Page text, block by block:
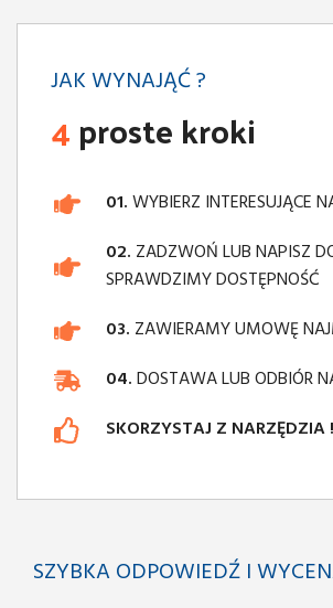
JAK WYNAJĄĆ ?
4proste kroki
01.WYBIERZ INTERESUJĄCE
02. ZADZWOŃ LUB NAPISZ
SPRAWDZIMY DOSTĘPNOŚĆ
03. ZAWIERAMY UMOWĘ
04.DOSTAWA LUB ODBIÓR
SKORZYSTAJ Z NARZĘDZIA !
SZYBKA ODPOWIEDŹ I